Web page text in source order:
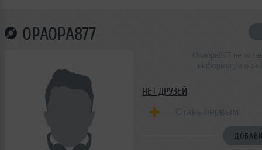
OPAOPA877
НЕТ ДРУЗЕЙ